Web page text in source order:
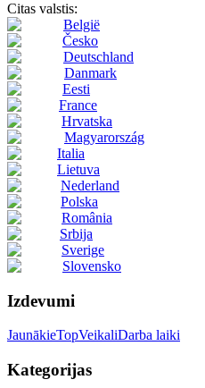
Citas valstis:
België
Česko
Deutschland
Danmark
Eesti
France
Hrvatska
Magyarország
Italia
Lietuva
Nederland
Polska
România
Srbija
Sverige
Slovensko
Izdevumi
JaunākieTopVeikaliDarba laiki
Kategorijas